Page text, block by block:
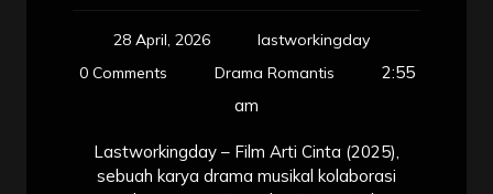
28 April, 2026
lastworkingday
0 Comments
Drama Romantis
2:55
am
Lastworkingday – Film Arti Cinta (2025),
sebuah karya drama musikal kolaborasi